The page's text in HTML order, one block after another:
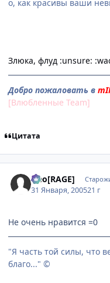
о, как красивы ваши
Злюка, флуд :unsure:
Добро пожаловать в
[Влюбленные Team]
Цитата
Neo[RAGE]
31 Января, 200521 г
Не очень нравится =0
"Я часть той силы, что
благо..." ©